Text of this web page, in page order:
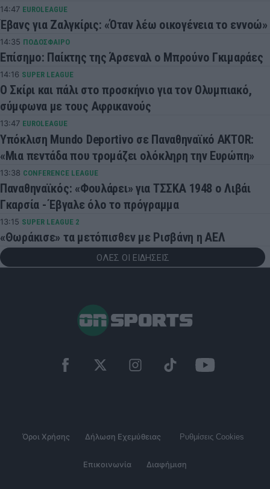
14:47 EUROLEAGUE
Έβανς για Ζαλγκίρις: «Όταν λέω οικογένεια το εννοώ»
14:35 ΠΟΔΟΣΦΑΙΡΟ
Επίσημο: Παίκτης της Άρσεναλ ο Μπρούνο Γκιμαράες
14:16 SUPER LEAGUE
Ο Σκίρι και πάλι στο προσκήνιο για τον Ολυμπιακό,
σύμφωνα με τους Αφρικανούς
13:47 EUROLEAGUE
Υπόκλιση Mundo Deportivo σε Παναθηναϊκό AKTOR:
«Μια πεντάδα που τρομάζει ολόκληρη την Ευρώπη»
13:38 CONFERENCE LEAGUE
Παναθηναϊκός: «Φουλάρει» για ΤΣΣΚΑ 1948 ο Λιβάι
Γκαρσία - Έβγαλε όλο το πρόγραμμα
13:15 SUPER LEAGUE 2
«Θωράκισε» τα μετόπισθεν με Ρισβάνη η ΑΕΛ
ΟΛΕΣ ΟΙ ΕΙΔΗΣΕΙΣ
Όροι Χρήσης Δήλωση Εχεμύθειας Ρυθμίσεις Cookies
Επικοινωνία Διαφήμιση